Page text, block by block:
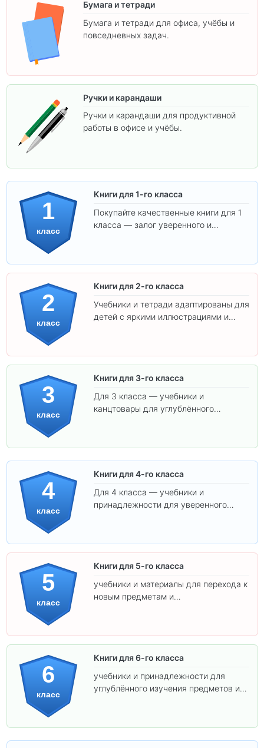
Бумага и тетради
Бумага и тетради для офиса, учёбы и
повседневных задач.
Ручки и карандаши
Ручки и карандаши для продуктивной
работы в офисе и учёбы.
1
класс
Книги для 1-го класса
Покупайте качественные книги для 1
класса — залог уверенного и
2
класс
Книги для 2-го класса
Учебники и тетради адаптированы для
детей с яркими иллюстрациями и
3
класс
Книги для 3-го класса
Для 3 класса — учебники и
канцтовары для углублённого
4
класс
Книги для 4-го класса
Для 4 класса — учебники и
принадлежности для уверенного
5
класс
Книги для 5-го класса
учебники и материалы для перехода к
новым предметам и
6
класс
Книги для 6-го класса
учебники и принадлежности для
углублённого изучения предметов и